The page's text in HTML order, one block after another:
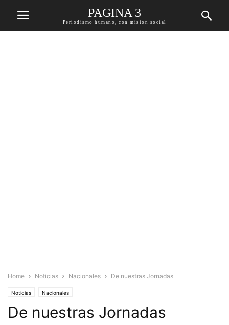
PAGINA 3
Periodismo humano, con mision social
Home Noticias Nacionales De nuestras Jornadas
Noticias Nacionales
De nuestras Jornadas